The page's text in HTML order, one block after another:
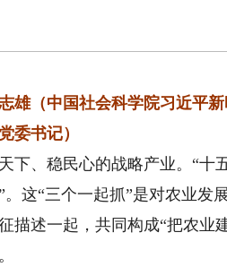
（中国社会科学院习近平新
委书记）
、稳民心的战略产业。“十
。这“三个一起抓”是对农业发
描述一起，共同构成“把农业